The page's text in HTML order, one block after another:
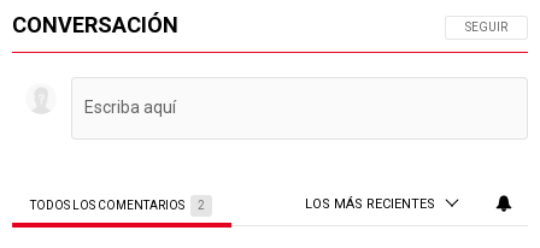
CONVERSACIÓN SIGA ESTA
SEGUIR
TODOS LOS COMENTARIOS 2 LOS MÁS RECIENTES